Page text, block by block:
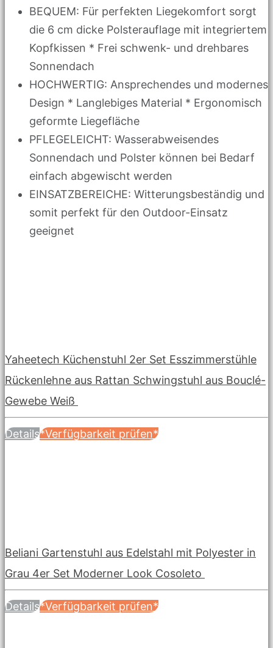
BEQUEM: Für perfekten Liegekomfort sorgt
die 6 cm dicke Polsterauflage mit integriertem
Kopfkissen * Frei schwenk- und drehbares
Sonnendach
HOCHWERTIG: Ansprechendes und modernes
Design * Langlebiges Material * Ergonomisch
geformte Liegefläche
PFLEGELEICHT: Wasserabweisendes
Sonnendach und Polster können bei Bedarf
einfach abgewischt werden
EINSATZBEREICHE: Witterungsbeständig und
somit perfekt für den Outdoor-Einsatz
geeignet
Yaheetech Küchenstuhl 2er Set Esszimmerstühle
Rückenlehne aus Rattan Schwingstuhl aus Bouclé-
Gewebe Weiß
Details*Verfügbarkeit prüfen*
Beliani Gartenstuhl aus Edelstahl mit Polyester in
Grau 4er Set Moderner Look Cosoleto
Details*Verfügbarkeit prüfen*